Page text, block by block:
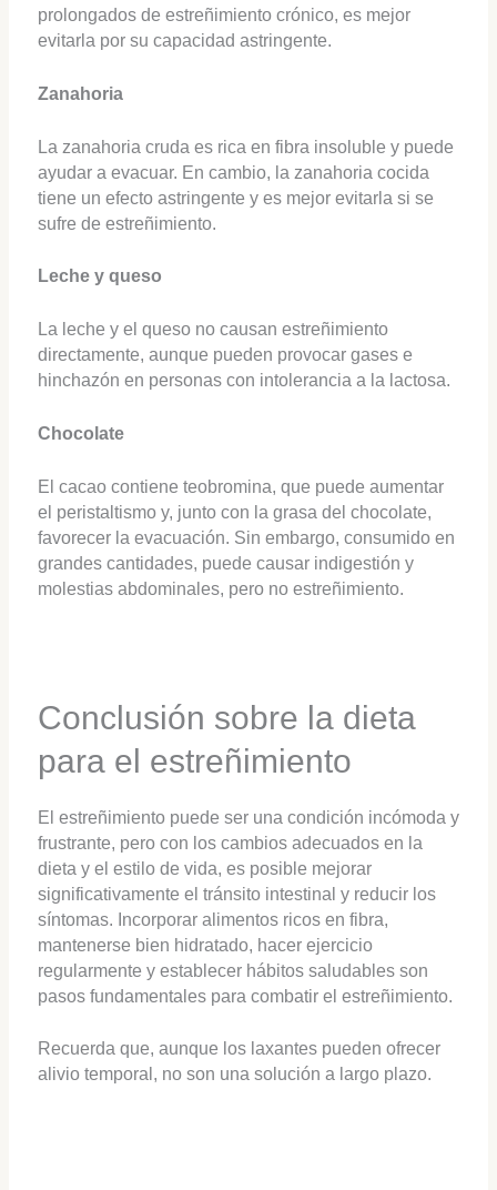
prolongados de estreñimiento crónico, es mejor
evitarla por su capacidad astringente.
Zanahoria
La zanahoria cruda es rica en fibra insoluble y puede
ayudar a evacuar. En cambio, la zanahoria cocida
tiene un efecto astringente y es mejor evitarla si se
sufre de estreñimiento.
Leche y queso
La leche y el queso no causan estreñimiento
directamente, aunque pueden provocar gases e
hinchazón en personas con intolerancia a la lactosa.
Chocolate
El cacao contiene teobromina, que puede aumentar
el peristaltismo y, junto con la grasa del chocolate,
favorecer la evacuación. Sin embargo, consumido en
grandes cantidades, puede causar indigestión y
molestias abdominales, pero no estreñimiento.
Conclusión sobre la dieta
para el estreñimiento
El estreñimiento puede ser una condición incómoda y
frustrante, pero con los cambios adecuados en la
dieta y el estilo de vida, es posible mejorar
significativamente el tránsito intestinal y reducir los
síntomas. Incorporar alimentos ricos en fibra,
mantenerse bien hidratado, hacer ejercicio
regularmente y establecer hábitos saludables son
pasos fundamentales para combatir el estreñimiento.
Recuerda que, aunque los laxantes pueden ofrecer
alivio temporal, no son una solución a largo plazo.